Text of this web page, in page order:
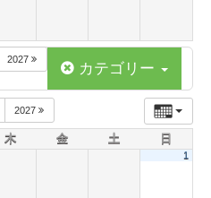
2027
カテゴリー
2027
木 金 土 日
1